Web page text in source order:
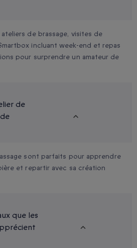
de brassage, visites de
incluant week-end et repas
pour surprendre un amateur de
de
sont parfaits pour apprendre
et repartir avec sa création
que les